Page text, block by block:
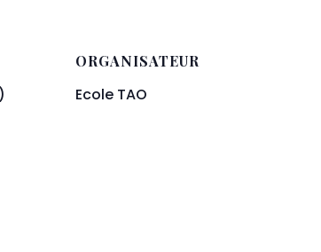
ORGANISATEUR
Ecole TAO